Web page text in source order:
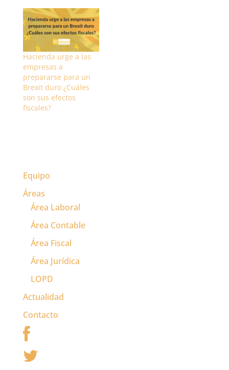
la Ley 37/1992 del
I.V.A. en su artículo
84 en el cual se
añade la letra f) al
número 2º del
apartado Uno,
quedando redactado
como…
Hacienda urge a las
empresas a
prepararse para un
Brexit duro ¿Cuáles
son sus efectos
fiscales?
Equipo
Áreas
Área Laboral
Área Contable
Área Fiscal
Área Jurídica
LOPD
Actualidad
Contacto